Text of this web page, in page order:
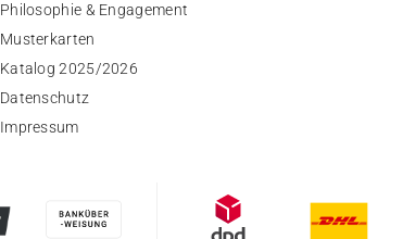
Philosophie & Engagement
Musterkarten
Katalog 2025/2026
Datenschutz
Impressum